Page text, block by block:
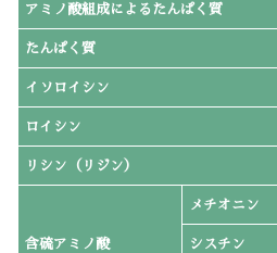
アミノ酸組成によるたんぱく質
たんぱく質
イソロイシン
ロイシン
リシン（リジン）
含硫アミノ酸
メチオニン
シスチン